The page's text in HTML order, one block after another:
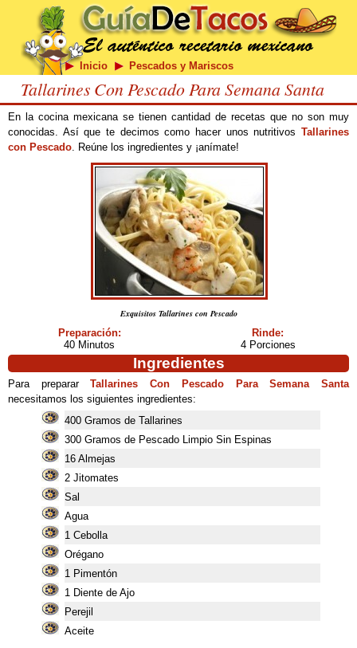
Inicio Pescados y Mariscos
Tallarines Con Pescado Para Semana Santa
En la cocina mexicana se tienen cantidad de recetas que no son muy
conocidas. Así que te decimos como hacer unos nutritivos Tallarines
con Pescado. Reúne los ingredientes y ¡anímate!
Exquisitos Tallarines con Pescado
Preparación:
40 Minutos
Rinde:
4 Porciones
Ingredientes
Para prepararTallarines Con Pescado Para Semana Santa
necesitamos los siguientes ingredientes:
400 Gramos de Tallarines
300 Gramos de Pescado Limpio Sin Espinas
16 Almejas
2 Jitomates
Sal
Agua
1 Cebolla
Orégano
1 Pimentón
1 Diente de Ajo
Perejil
Aceite